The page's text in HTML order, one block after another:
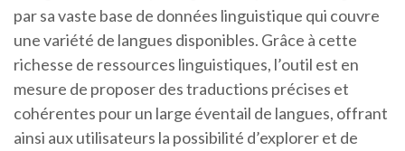
par sa vaste base de données linguistique qui couvre
une variété de langues disponibles. Grâce à cette
richesse de ressources linguistiques, l’outil est en
mesure de proposer des traductions précises et
cohérentes pour un large éventail de langues, offrant
ainsi aux utilisateurs la possibilité d’explorer et de